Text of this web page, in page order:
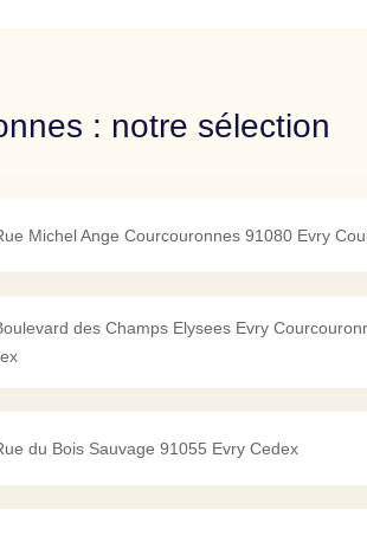
: notre sélection
Michel Ange Courcouronnes 91080 Evry
des Champs Elysees Evry
du Bois Sauvage 91055 Evry Cedex